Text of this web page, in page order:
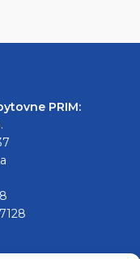
PRIM: